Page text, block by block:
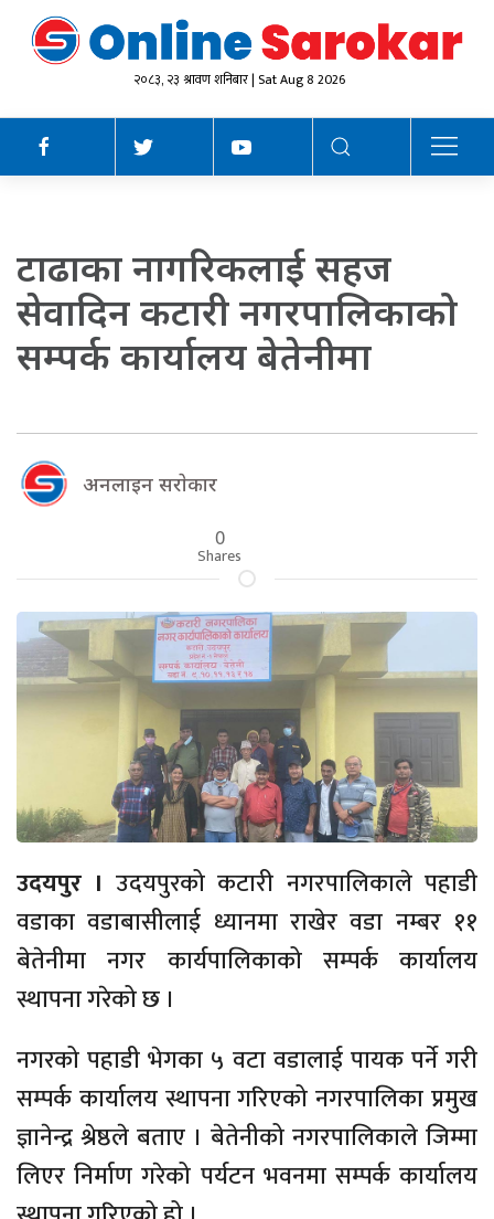
२०८३, २३ श्रावण शनिबार | Sat Aug 8 2026
टाढाका नागरिकलाई सहज
सेवादिन कटारी नगरपालिकाको
सम्पर्क कार्यालय बेतेनीमा
अनलाइन सराेकार
0
Shares
उदयपुर । उदयपुरको कटारी नगरपालिकाले पहाडी
वडाका वडाबासीलाई ध्यानमा राखेर वडा नम्बर ११
बेतेनीमा नगर कार्यपालिकाको सम्पर्क कार्यालय
स्थापना गरेको छ ।
नगरको पहाडी भेगका ५ वटा वडालाई पायक पर्ने गरी
सम्पर्क कार्यालय स्थापना गरिएको नगरपालिका प्रमुख
ज्ञानेन्द्र श्रेष्ठले बताए । बेतेनीको नगरपालिकाले जिम्मा
लिएर निर्माण गरेको पर्यटन भवनमा सम्पर्क कार्यालय